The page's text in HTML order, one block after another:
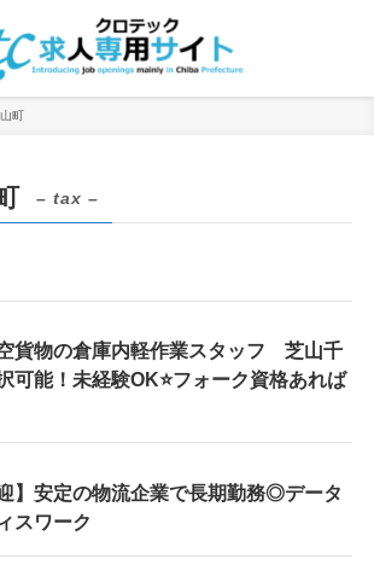
町
– tax –
空貨物の倉庫内軽作業スタッフ 芝山千
可能！未経験OK⭐フォーク資格あれば
】安定の物流企業で長期勤務◎データ
スワーク